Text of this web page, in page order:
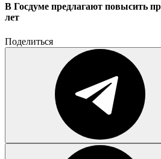
В Госдуме предлагают повысить
лет
Поделиться